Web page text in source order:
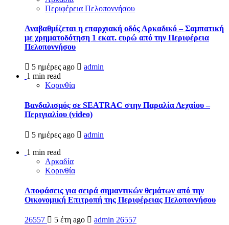
Περιφέρεια Πελοποννήσου
Αναβαθμίζεται η επαρχιακή οδός Αρκαδικό – Σαμπατική
με χρηματοδότηση 1 εκατ. ευρώ από την Περιφέρεια
Πελοποννήσου
5 ημέρες ago
admin
1 min read
Κορινθία
Βανδαλισμός σε SEATRAC στην Παραλία Λεχαίου –
Περιγιαλίου (video)
5 ημέρες ago
admin
1 min read
Αρκαδία
Κορινθία
Αποφάσεις για σειρά σημαντικών θεμάτων από την
Οικονομική Επιτροπή της Περιφέρειας Πελοποννήσου
26557 5 έτη ago admin 26557